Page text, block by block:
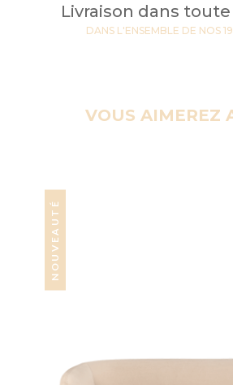
Livraison dans
DANS L'ENSEMBLE DE NOS
VOUS AIMEREZ
NOUVEAUTÉ